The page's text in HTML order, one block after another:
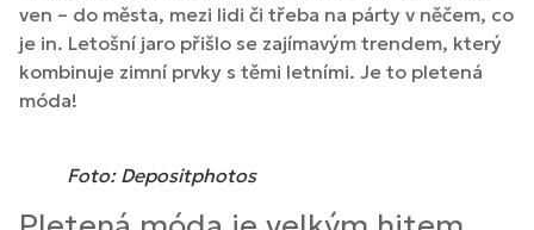
ven – do města, mezi lidi či třeba na párty v něčem, co
je in. Letošní jaro přišlo se zajímavým trendem, který
kombinuje zimní prvky s těmi letními. Je to pletená
móda!
Foto: Depositphotos